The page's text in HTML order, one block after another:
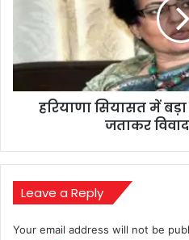
शर्मा
ने
हरियाणा सियासत में
जताकर
Leave a Reply
Your email address will not be